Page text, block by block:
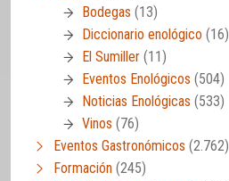
Bodegas (13)
Diccionario enológico (16)
El Sumiller (11)
Eventos Enológicos (504)
Noticias Enológicas (533)
Vinos (76)
Eventos Gastronómicos (2.762)
Formación (245)